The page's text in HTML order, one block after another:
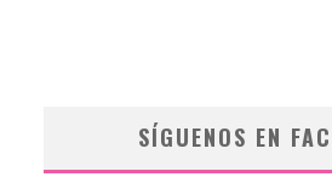
SÍGUENOS EN